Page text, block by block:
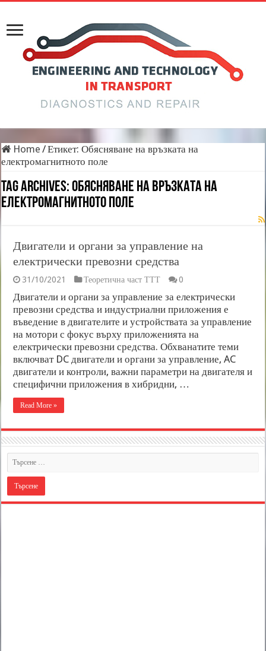
Home /Етикет:Обясняване на връзката на
електромагнитното поле
Tag Archives:Обясняване на връзката на
електромагнитното поле
Двигатели и органи за управление на
електрически превозни средства
31/10/2021 Теоретична част ТТТ 0
Двигатели и органи за управление за електрически
превозни средства и индустриални приложения е
въведение в двигателите и устройствата за управление
на мотори с фокус върху приложенията на
електрически превозни средства. Обхванатите теми
включват DC двигатели и органи за управление, AC
двигатели и контроли, важни параметри на двигателя и
специфични приложения в хибридни, …
Read More »